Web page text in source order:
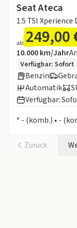
Seat Ateca
1.5 TSI Xperience
ab 249,00
Angebotsdetails:
Inklusive
10.000 km/Jahr
Zusätzliche
Verfügbar: Sofort
Benzin
Automatik
Verfügbar:
* - (komb.) • -
Zurück